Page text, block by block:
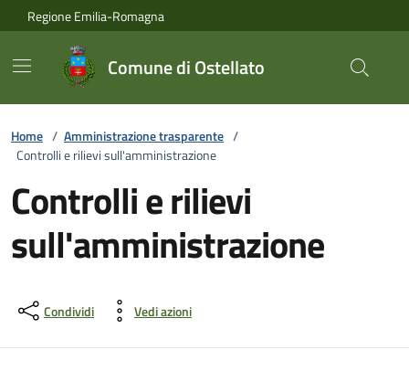
Vai ai contenuti
Vai al footer
Regione Emilia-Romagna
Comune di Ostellato
Home / Amministrazione trasparente /
Controlli e rilievi sull'amministrazione
Controlli e rilievi
sull'amministrazione
Condividi Vedi azioni